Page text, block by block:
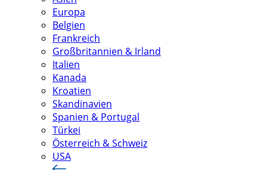
Europa
Belgien
Frankreich
Großbritannien & Irland
Italien
Kanada
Kroatien
Skandinavien
Spanien & Portugal
Türkei
Österreich & Schweiz
USA